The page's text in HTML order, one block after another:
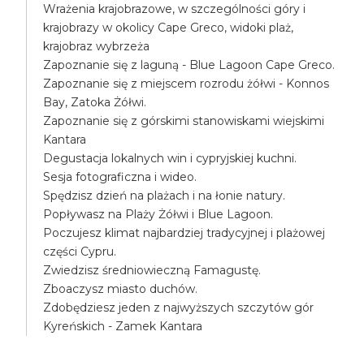
Wrażenia krajobrazowe, w szczególności góry i
krajobrazy w okolicy Cape Greco, widoki plaż,
krajobraz wybrzeża
Zapoznanie się z laguną - Blue Lagoon Cape Greco.
Zapoznanie się z miejscem rozrodu żółwi - Konnos
Bay, Zatoka Żółwi.
Zapoznanie się z górskimi stanowiskami wiejskimi
Kantara
Degustacja lokalnych win i cypryjskiej kuchni.
Sesja fotograficzna i wideo.
Spędzisz dzień na plażach i na łonie natury.
Popływasz na Plaży Żółwi i Blue Lagoon.
Poczujesz klimat najbardziej tradycyjnej i plażowej
części Cypru.
Zwiedzisz średniowieczną Famagustę.
Zboaczysz miasto duchów.
Zdobędziesz jeden z najwyższych szczytów gór
Kyreńskich - Zamek Kantara